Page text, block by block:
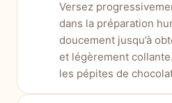
Versez
dans la préparation
doucement jusqu’à
et légèrement
les pépites de